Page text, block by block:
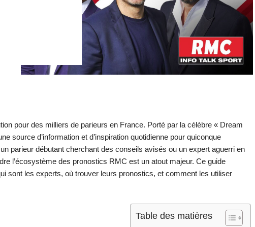
pour des milliers de parieurs en France. Porté par la célèbre « Dream
source d’information et d’inspiration quotidienne pour quiconque
parieur débutant cherchant des conseils avisés ou un expert aguerri en
l’écosystème des pronostics RMC est un atout majeur. Ce guide
sont les experts, où trouver leurs pronostics, et comment les utiliser
Table des matières